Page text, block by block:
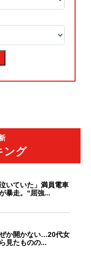
ング
いていた」満員電車
暴走。“屈強...
か開かない…20代女
見たものの...